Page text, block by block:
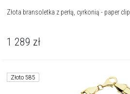
Złota bransoletka z perłą, cyrkonią - paper clip
1 289 zł
Złoto 585